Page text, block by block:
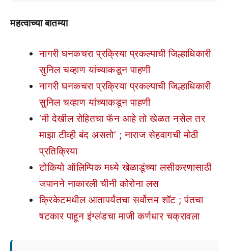
महत्वाच्या बातम्या
नागरी घनकचरा प्रक्रिया प्रकल्पाची जिल्हाधिकारी
सुनिल चव्हाण यांच्याकडून पाहणी
नागरी घनकचरा प्रक्रिया प्रकल्पाची जिल्हाधिकारी
सुनिल चव्हाण यांच्याकडून पाहणी
‘मी देखील रोहितचा फॅन आहे तो खेळत नसेल तर
माझा टीव्ही बंद असतो’ ; नाराज सेहवागची मोठी
प्रतिक्रिया
टोकियो ऑलिम्पिक मध्ये खेळाडूंच्या लसीकरणासाठी
जपानने नाकारली चीनी कोरोना लस
क्रिकेटमधील आतापर्यंतचा सर्वोत्तम शॉट ; पंतचा
षटकार पाहून इंग्लंडचा माजी कर्णधार चक्रावला